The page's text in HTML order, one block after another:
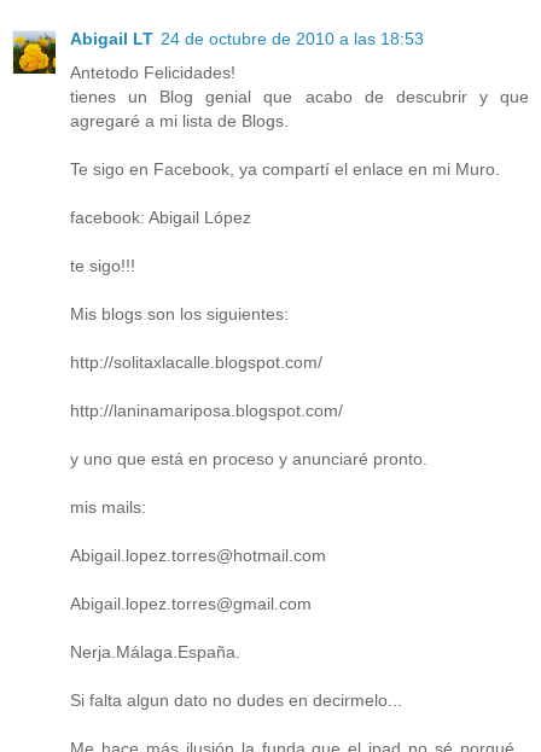
Abigail LT 24 de octubre de 2010 a las 18:53
Antetodo Felicidades!
tienes un Blog genial que acabo de descubrir y que
agregaré a mi lista de Blogs.
Te sigo en Facebook, ya compartí el enlace en mi Muro.
facebook: Abigail López
te sigo!!!
Mis blogs son los siguientes:
http://solitaxlacalle.blogspot.com/
http://laninamariposa.blogspot.com/
y uno que está en proceso y anunciaré pronto.
mis mails:
Abigail.lopez.torres@hotmail.com
Abigail.lopez.torres@gmail.com
Nerja.Málaga.España.
Si falta algun dato no dudes en decirmelo...
Me hace más ilusión la funda que el ipad no sé porqué...